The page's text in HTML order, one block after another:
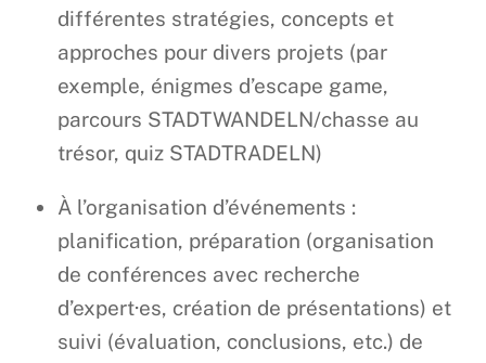
différentes stratégies, concepts et
approches pour divers projets (par
exemple, énigmes d’escape game,
parcours STADTWANDELN/chasse au
trésor, quiz STADTRADELN)
À l’organisation d’événements :
planification, préparation (organisation
de conférences avec recherche
d’expert·es, création de présentations) et
suivi (évaluation, conclusions, etc.) de